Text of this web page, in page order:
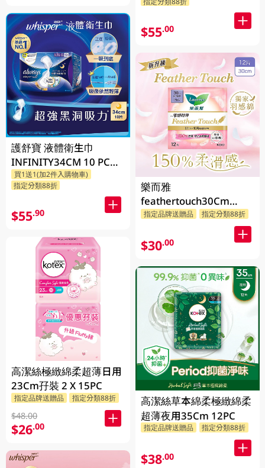
護舒寶 液體衛生巾
INFINITY34CM 10 PC
(包裝隨機發放)
買1送1(加2件入購物車)
指定分類88折
$55.90
高潔絲極緻綿柔超薄日用
23Cm孖裝 2 X 15PC
指定品牌送贈品 指定分類88折
$48.00
$26.00
$55.00
樂而雅
feathertouch30Cm
12PC
指定品牌送贈品 指定分類88折
$30.00
高潔絲草本綿柔極緻綿柔
超薄夜用35Cm 12PC
指定品牌送贈品 指定分類88折
$38.00